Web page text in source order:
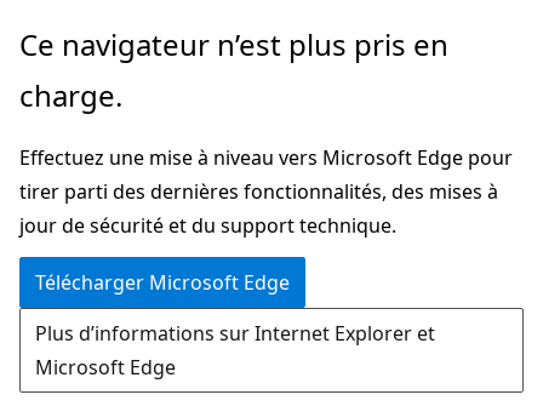
Passer
directement
au
principal
Ce navigateur n’est plus pris en
charge.
Effectuez une mise à niveau vers Microsoft Edge pour
tirer parti des dernières fonctionnalités, des mises à
jour de sécurité et du support technique.
Télécharger Microsoft Edge
Plus d’informations sur Internet Explorer et
Microsoft Edge